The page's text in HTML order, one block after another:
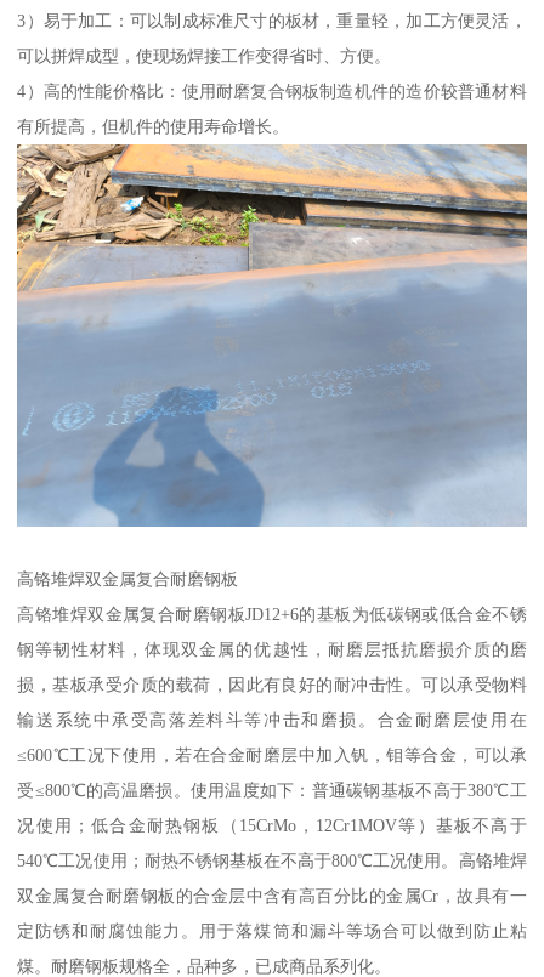
3）易于加工：可以制成标准尺寸的板材，重量轻，加工方便灵活，
可以拼焊成型，使现场焊接工作变得省时、方便。
4）高的性能价格比：使用耐磨复合钢板制造机件的造价较普通材料
有所提高，但机件的使用寿命增长。
高铬堆焊双金属复合耐磨钢板
高铬堆焊双金属复合耐磨钢板JD12+6的基板为低碳钢或低合金不锈
钢等韧性材料，体现双金属的优越性，耐磨层抵抗磨损介质的磨
损，基板承受介质的载荷，因此有良好的耐冲击性。可以承受物料
输送系统中承受高落差料斗等冲击和磨损。合金耐磨层使用在
≤600℃工况下使用，若在合金耐磨层中加入钒，钼等合金，可以承
受≤800℃的高温磨损。使用温度如下：普通碳钢基板不高于380℃工
况使用；低合金耐热钢板（15CrMo，12Cr1MOV等）基板不高于
540℃工况使用；耐热不锈钢基板在不高于800℃工况使用。高铬堆焊
双金属复合耐磨钢板的合金层中含有高百分比的金属Cr，故具有一
定防锈和耐腐蚀能力。用于落煤筒和漏斗等场合可以做到防止粘
煤。耐磨钢板规格全，品种多，已成商品系列化。